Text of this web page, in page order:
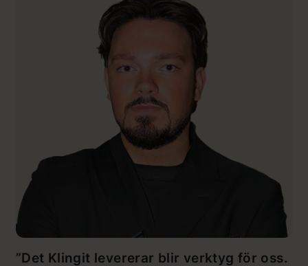
”Det Klingit levererar blir verktyg för oss.